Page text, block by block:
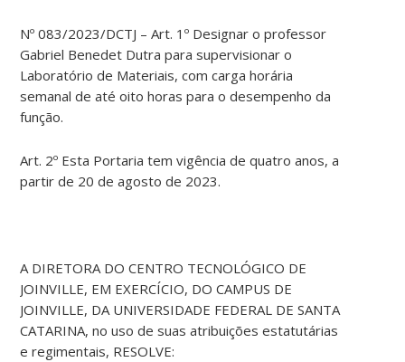
Nº 083/2023/DCTJ – Art. 1º Designar o professor
Gabriel Benedet Dutra para supervisionar o
Laboratório de Materiais, com carga horária
semanal de até oito horas para o desempenho da
função.
Art. 2º Esta Portaria tem vigência de quatro anos, a
partir de 20 de agosto de 2023.
A DIRETORA DO CENTRO TECNOLÓGICO DE
JOINVILLE, EM EXERCÍCIO, DO CAMPUS DE
JOINVILLE, DA UNIVERSIDADE FEDERAL DE SANTA
CATARINA, no uso de suas atribuições estatutárias
e regimentais, RESOLVE: